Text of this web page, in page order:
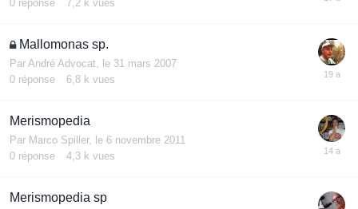
0 réponse 7,2 k vues
Mallomonas sp.
Par André Advocat
le 31 mars 2007
0 réponse 6,8 k vues
Merismopedia
Par Marco Spiller, le 6 novembre 2011
0 réponse 4,3 k vues
Merismopedia sp